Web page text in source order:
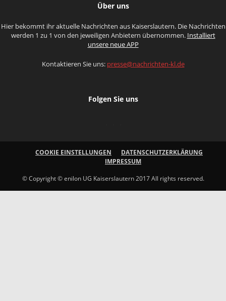
Über uns
Hier bekommt ihr aktuelle Nachrichten aus Kaiserslautern. Die Nachrichten
werden 1 zu 1 von den jeweiligen Anbietern übernommen. Installiert
unsere neue APP
Kontaktieren Sie uns: presse@nachrichten-kl.de
Folgen Sie uns
COOKIE EINSTELLUNGEN
DATENSCHUTZERKLÄRUNG
IMPRESSUM
© Copyright © enilon UG Kaiserslautern 2017 All rights reserved.